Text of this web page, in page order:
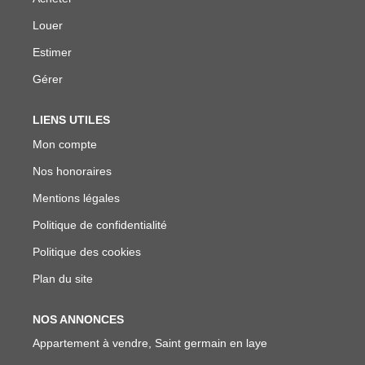
Louer
Estimer
Gérer
LIENS UTILES
Mon compte
Nos honoraires
Mentions légales
Politique de confidentialité
Politique des cookies
Plan du site
NOS ANNONCES
Appartement à vendre, Saint germain en laye